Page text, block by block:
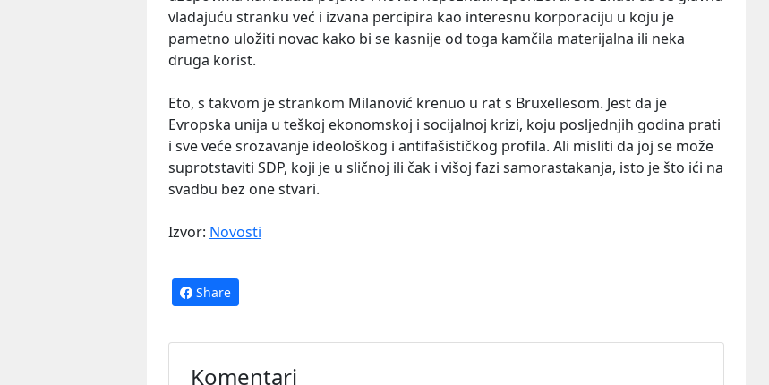
vladajuću stranku već i izvana percipira kao interesnu korporaciju u koju je
pametno uložiti novac kako bi se kasnije od toga kamčila materijalna ili neka
druga korist.
Eto, s takvom je strankom Milanović krenuo u rat s Bruxellesom. Jest da je
Evropska unija u teškoj ekonomskoj i socijalnoj krizi, koju posljednjih godina prati
i sve veće srozavanje ideološkog i antifašističkog profila. Ali misliti da joj se može
suprotstaviti SDP, koji je u sličnoj ili čak i višoj fazi samorastakanja, isto je što ići na
svadbu bez one stvari.
Izvor: Novosti
Share
Komentari